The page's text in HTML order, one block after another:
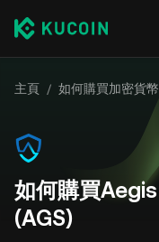
主頁 / 如何購買加密貨幣
如何購買Aegis
(AGS)